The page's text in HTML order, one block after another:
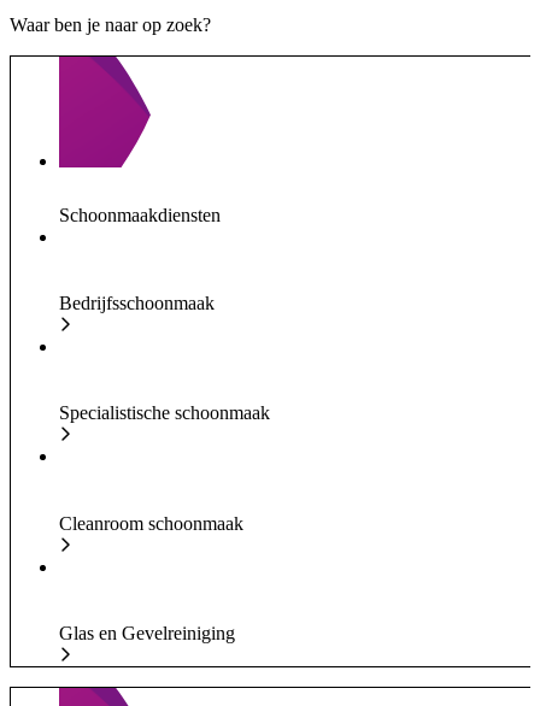
Waar ben je naar op zoek?
Schoonmaakdiensten
Bedrijfsschoonmaak
Specialistische schoonmaak
Cleanroom schoonmaak
Glas en Gevelreiniging